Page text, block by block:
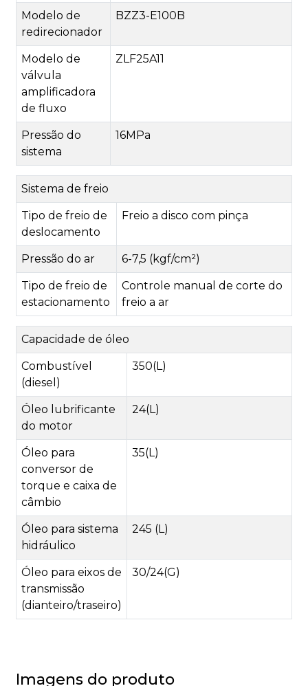
Modelo de
redirecionador
BZZ3-E100B
Modelo de
válvula
amplificadora
de fluxo
ZLF25A11
Pressão do
sistema
16MPa
Sistema de freio
Tipo de freio de
deslocamento
Freio a disco com pinça
Pressão do ar 6-7,5 (kgf/cm²)
Tipo de freio de
estacionamento
Controle manual de corte do
freio a ar
Capacidade de óleo
Combustível
(diesel)
350(L)
Óleo lubrificante
do motor
24(L)
Óleo para
conversor de
torque e caixa de
câmbio
35(L)
Óleo para sistema
hidráulico
245 (L)
Óleo para eixos de
transmissão
(dianteiro/traseiro)
30/24(G)
Imagens do produto